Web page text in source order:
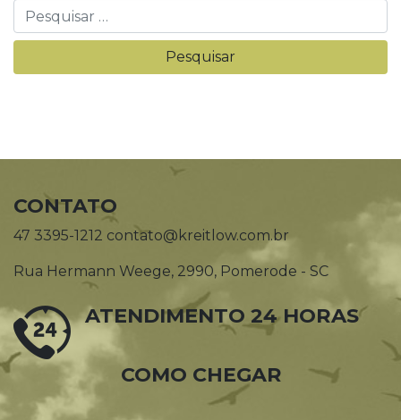
CONTATO
47 3395-1212 contato@kreitlow.com.br
Rua Hermann Weege, 2990, Pomerode - SC
ATENDIMENTO 24 HORAS
COMO CHEGAR